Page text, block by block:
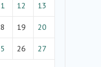
12 13
19 20
26 27